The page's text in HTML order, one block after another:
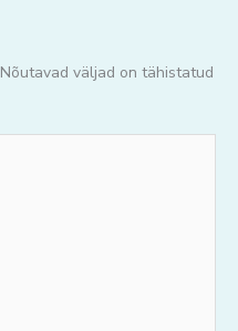
Nõutavad väljad on tähistatud